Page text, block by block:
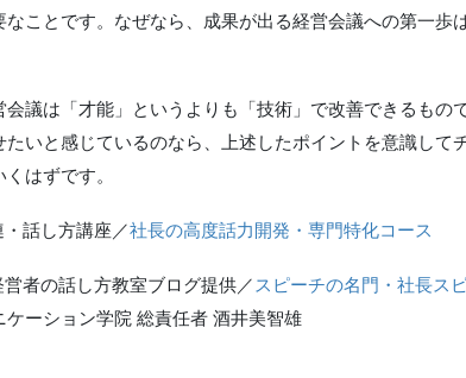
なことです。なぜなら、成果が出る経営会議への第一歩
会議は「才能」というよりも「技術」で改善できるもの
たいと感じているのなら、上述したポイントを意識して
くはずです。
話し方講座／社長の高度話力開発・専門特化コース
者の話し方教室ブログ提供／スピーチの名門・社長ス
ケーション学院 総責任者 酒井美智雄